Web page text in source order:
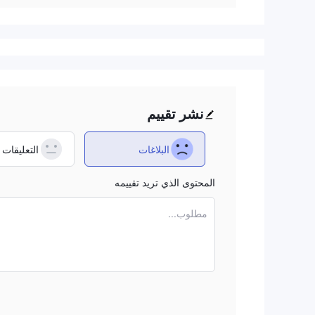
نشر تقييم
البلاغات التعليقات
المحتوى الذي تريد تقييمه
مطلوب...